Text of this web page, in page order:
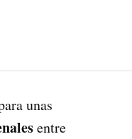
unas
entre